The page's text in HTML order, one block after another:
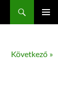
Következő »